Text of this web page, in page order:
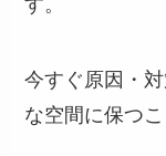
す。
今すぐ原因・
な空間に保つこ